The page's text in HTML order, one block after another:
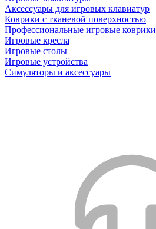
Аксессуары для игровых клавиатур
Коврики с тканевой поверхностью
Профессиональные игровые коврики
Игровые кресла
Игровые столы
Игровые устройства
Симуляторы и аксессуары